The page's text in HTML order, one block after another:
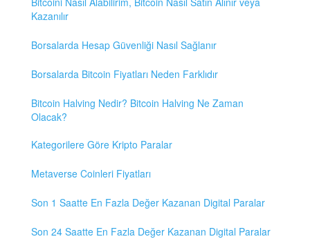
Kazanılır
Borsalarda Hesap Güvenliği Nasıl Sağlanır
Borsalarda Bitcoin Fiyatları Neden Farklıdır
Bitcoin Halving Nedir? Bitcoin Halving Ne Zaman
Olacak?
Kategorilere Göre Kripto Paralar
Metaverse Coinleri Fiyatları
Son 1 Saatte En Fazla Değer Kazanan Digital Paralar
Son 24 Saatte En Fazla Değer Kazanan Digital Paralar